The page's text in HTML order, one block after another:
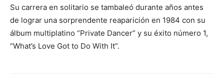
Su carrera en solitario se tambaleó durante años antes
de lograr una sorprendente reaparición en 1984 con su
álbum multiplatino “Private Dancer” y su éxito número 1,
“What’s Love Got to Do With It”.